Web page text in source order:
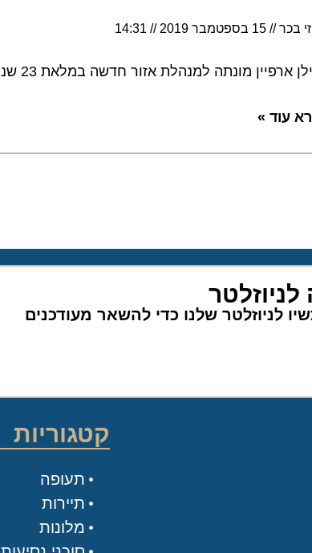
15 בספטמבר 2019 14:31
מונתה למנהלת אזור חדשה במלאת 23 שנות פעילות החברה בישראל
»
לניוזלטר שלנו כדי להשאר מעודכנים
קטגוריות
תעופה
תיירות
מלונות